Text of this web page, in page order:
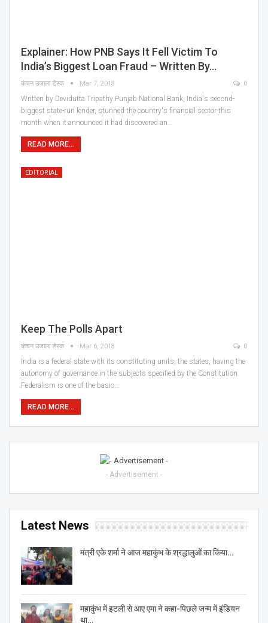
Explainer: How PNB Says It Fell Victim To
India’s Biggest Loan Fraud – Written By…
कंचन उजाला डेस्क Mar 7, 2018 0
Written by Devidutta Tripathy Punjab National Bank, India's second-
biggest state-run lender, stunned the country's financial sector this
month when it announced it had discovered an…
READ MORE...
EDITORIAL
Keep The Polls Apart
कंचन उजाला डेस्क Mar 6, 2018 0
India is a federal state with its constituting units, the states, having the
autonomy of governance in the subjects specified by the Constitution.
Federalism is one of the basic…
READ MORE...
- Advertisement -
Latest News
मंत्री एके शर्मा ने आज महाकुंभ के श्रद्धालुओं का किया…
महाकुंभ में इटली से आए एमा ने कहा-पिछले जन्म में इंडियन
था…